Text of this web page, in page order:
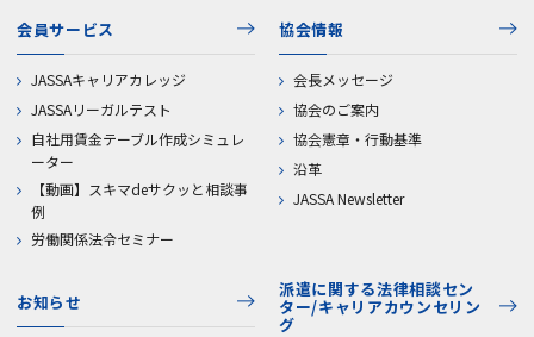
会員サービス
JASSAキャリアカレッジ
JASSAリーガルテスト
自社用賃金テーブル作成シミュレ
ーター
【動画】スキマdeサクッと相談事
例
労働関係法令セミナー
協会情報
会長メッセージ
協会のご案内
協会憲章・行動基準
沿革
JASSA Newsletter
お知らせ
派遣に関する法律相談セン
ター/キャリアカウンセリン
グ